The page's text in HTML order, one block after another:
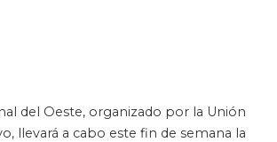
del Oeste, organizado por la Unión
llevará a cabo este fin de semana la